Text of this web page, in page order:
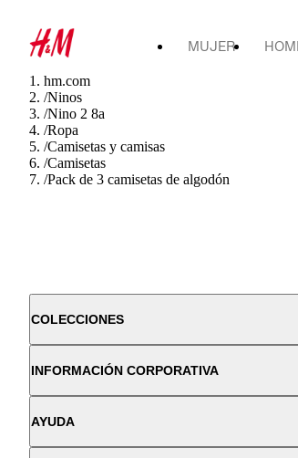
MUJER
hm.com
/Ninos
/Nino 2 8a
/Ropa
/Camisetas y camisas
/Camisetas
/Pack de 3 camisetas de algodón
COLECCIONES
INFORMACIÓN CORPORATIVA
AYUDA